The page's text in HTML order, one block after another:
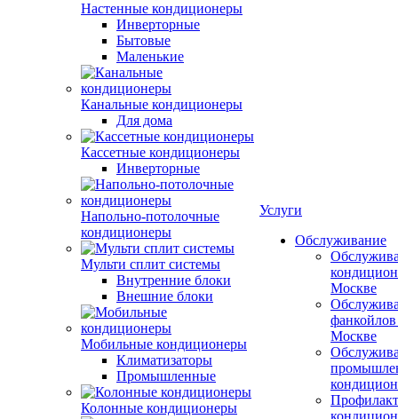
Настенные кондиционеры
Инверторные
Бытовые
Маленькие
Канальные кондиционеры
Для дома
Кассетные кондиционеры
Инверторные
Напольно-потолочные
кондиционеры
Мульти сплит системы
Внутренние блоки
Внешние блоки
Мобильные кондиционеры
Климатизаторы
Промышленные
Колонные кондиционеры
Услуги
Обслуживание
Москве
Москве